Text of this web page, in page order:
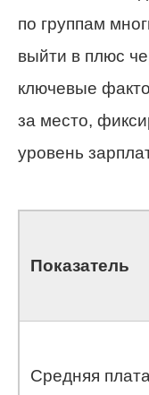
по группам
выйти в плюс
ключевые
за место,
уровень
Показатель
Средняя плата